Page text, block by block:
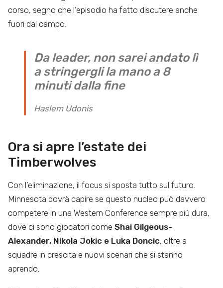
corso, segno che l’episodio ha fatto discutere anche
fuori dal campo.
Da leader, non sarei andato lì
a stringergli la mano a 8
minuti dalla fine
Haslem Udonis
Ora si apre l’estate dei
Timberwolves
Con l’eliminazione, il focus si sposta tutto sul futuro.
Minnesota dovrà capire se questo nucleo può davvero
competere in una Western Conference sempre più dura,
dove ci sono giocatori come Shai Gilgeous-
Alexander, Nikola Jokic e Luka Doncic, oltre a
squadre in crescita e nuovi scenari che si stanno
aprendo.